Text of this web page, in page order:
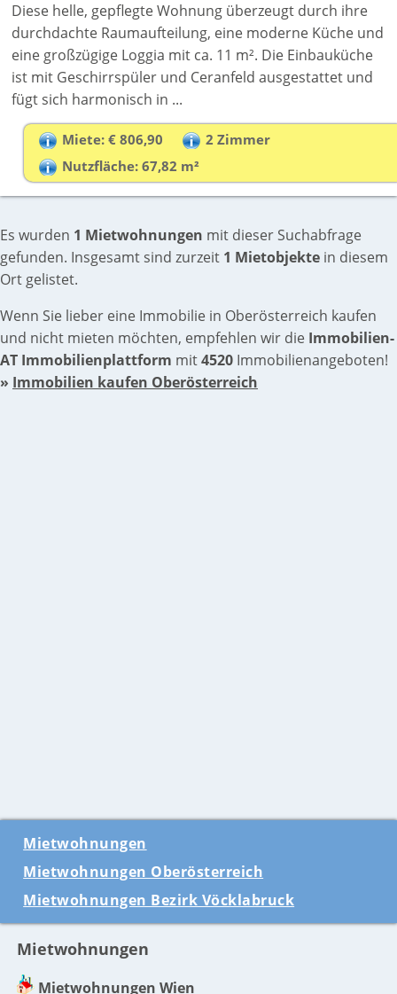
Diese helle, gepflegte Wohnung überzeugt durch ihre
durchdachte Raumaufteilung, eine moderne Küche und
eine großzügige Loggia mit ca. 11 m². Die Einbauküche
ist mit Geschirrspüler und Ceranfeld ausgestattet und
fügt sich harmonisch in ...
Miete: € 806,90
2 Zimmer
Nutzfläche: 67,82 m²
Es wurden 1 Mietwohnungen mit dieser Suchabfrage
gefunden. Insgesamt sind zurzeit 1 Mietobjekte in diesem
Ort gelistet.
Wenn Sie lieber eine Immobilie in Oberösterreich kaufen
und nicht mieten möchten, empfehlen wir die Immobilien-
AT Immobilienplattform mit4520 Immobilienangeboten!
» Immobilien kaufen Oberösterreich
Mietwohnungen
Mietwohnungen Oberösterreich
Mietwohnungen Bezirk Vöcklabruck
Mietwohnungen
Mietwohnungen Wien